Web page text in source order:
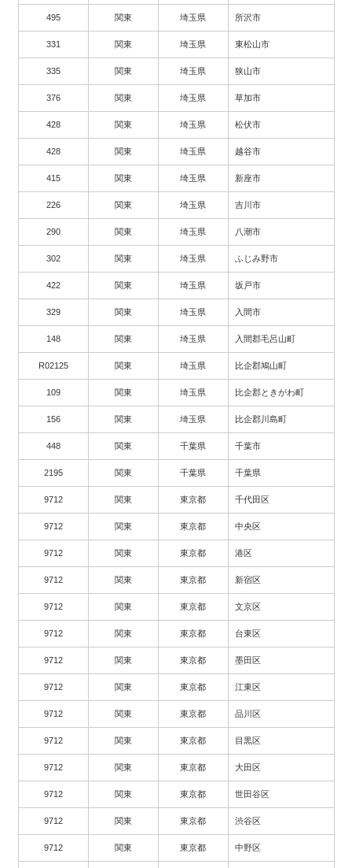
495 関東 埼玉県 所沢市
331 関東 埼玉県 東松山市
335 関東 埼玉県 狭山市
376 関東 埼玉県 草加市
428 関東 埼玉県 松伏市
428 関東 埼玉県 越谷市
415 関東 埼玉県 新座市
226 関東 埼玉県 吉川市
290 関東 埼玉県 八潮市
302 関東 埼玉県 ふじみ野市
422 関東 埼玉県 坂戸市
329 関東 埼玉県 入間市
148 関東 埼玉県 入間郡毛呂山町
R02125 関東 埼玉県 比企郡鳩山町
109 関東 埼玉県 比企郡ときがわ町
156 関東 埼玉県 比企郡川島町
448 関東 千葉県 千葉市
2195 関東 千葉県 千葉県
9712 関東 東京都 千代田区
9712 関東 東京都 中央区
9712 関東 東京都 港区
9712 関東 東京都 新宿区
9712 関東 東京都 文京区
9712 関東 東京都 台東区
9712 関東 東京都 墨田区
9712 関東 東京都 江東区
9712 関東 東京都 品川区
9712 関東 東京都 目黒区
9712 関東 東京都 大田区
9712 関東 東京都 世田谷区
9712 関東 東京都 渋谷区
9712 関東 東京都 中野区